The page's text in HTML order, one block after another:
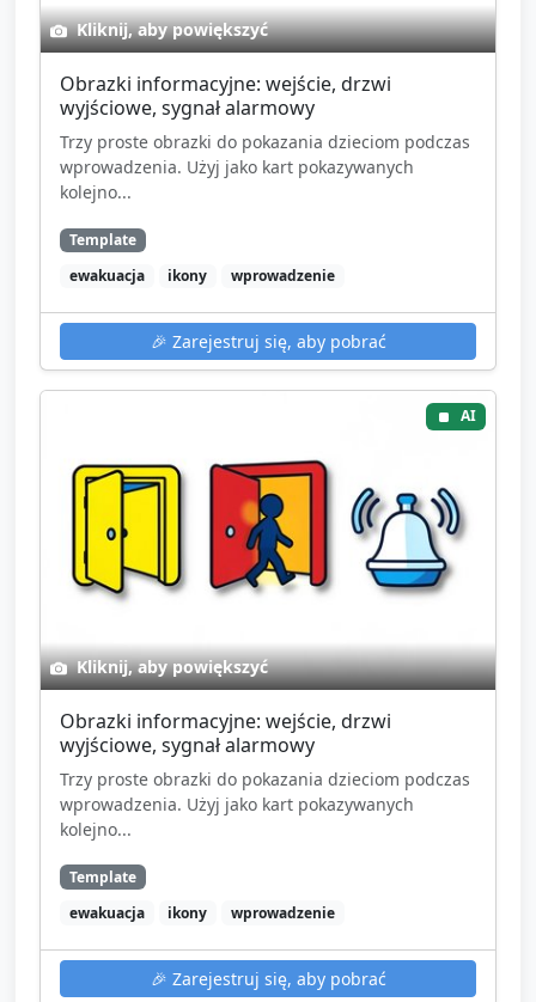
Kliknij, aby powiększyć
Obrazki informacyjne: wejście, drzwi
wyjściowe, sygnał alarmowy
Trzy proste obrazki do pokazania dzieciom podczas
wprowadzenia. Użyj jako kart pokazywanych
kolejno...
Template
ewakuacja
ikony wprowadzenie
🎉 Zarejestruj się, aby pobrać
AI
Kliknij, aby powiększyć
Obrazki informacyjne: wejście, drzwi
wyjściowe, sygnał alarmowy
Trzy proste obrazki do pokazania dzieciom podczas
wprowadzenia. Użyj jako kart pokazywanych
kolejno...
Template
ewakuacja
ikony wprowadzenie
🎉 Zarejestruj się, aby pobrać